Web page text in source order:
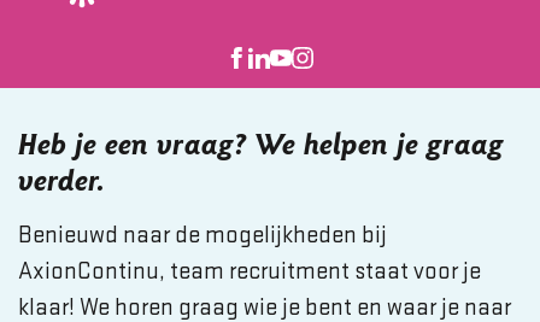
Heb je een vraag? We helpen je graag
verder.
Benieuwd naar de mogelijkheden bij
AxionContinu, team recruitment staat voor je
klaar! We horen graag wie je bent en waar je naar